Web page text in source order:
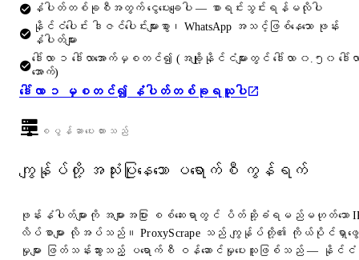
နံပါတ်တစ်ခုစီအတွက် ငွေပေးချေပါ — စာရင်းသွင်းရန်မလိုပါ
နိုင်ငံပေါင်း ဒါဇင်ပေါင်းများစွာ၊ WhatsApp အသင့်ဖြစ်နေသော ဖုန်း
နံပါတ်များ
ဒေါ်လာ ၁ ဒေါ်လာအောက်မှစတင်၍ (အချို့နိုင်ငံများတွင် ဒေါ်လာ ၀.၅၀ ဒေါ်လ
အောက်)
ဒေါ်လာ ၁ မှစတင်၍ နံပါတ်တစ်ခုရယူပါ
စပွန်ဆာပေးထားသည်
ကျွန်ုပ်တို့ အသုံးပြုနေသော ပရောက်စီ ကွန်ရက်
ဖုန်းနံပါတ်များကို အများအပြား စစ်ဆေးရာတွင် ပိတ်ဆို့ခံရမည်မဟုတ်သော
လိပ်စာများ လိုအပ်သည်။ ProxyScrape သည် ကျွန်ုပ်တို့၏ ကိုယ်ပိုင်ရှာဖွေ
မှုများ ဖြတ်သန်းသွားသည့် ပရောက်စီ ဝန်ဆောင်မှုပေးသူဖြစ်သည် — နိုင်ငံ